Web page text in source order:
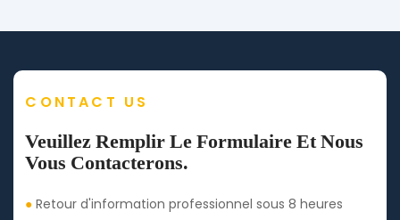
CONTACT US
Veuillez Remplir Le Formulaire Et Nous
Vous Contacterons.
● Retour d'information professionnel sous 8 heures